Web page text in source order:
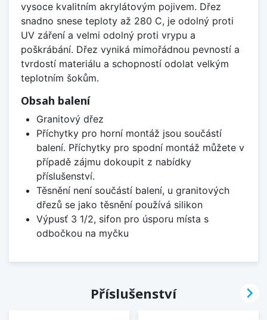
vysoce kvalitním akrylátovým pojivem. Dřez
snadno snese teploty až 280 C, je odolný proti
UV záření a velmi odolný proti vrypu a
poškrábání. Dřez vyniká mimořádnou pevností a
tvrdostí materiálu a schopností odolat velkým
teplotním šokům.
Obsah balení
Granitový dřez
Příchytky pro horní montáž jsou součástí
balení. Příchytky pro spodní montáž můžete v
případě zájmu dokoupit z nabídky
příslušenství.
Těsnění není součástí balení, u granitových
dřezů se jako těsnění používá silikon
Výpusť 3 1/2, sifon pro úsporu místa s
odbočkou na myčku
Příslušenství 